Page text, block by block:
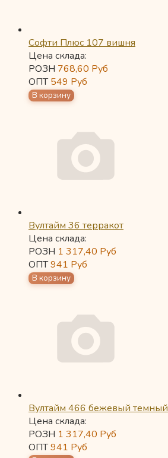
Софти Плюс 107 вишня
Цена склада:
РОЗН 768,60 Руб
ОПТ549 Руб
Вултайм 36 терракот
Цена склада:
РОЗН 1 317,40 Руб
ОПТ941 Руб
Вултайм 466 бежевый темный
Цена склада:
РОЗН 1 317,40 Руб
ОПТ941 Руб